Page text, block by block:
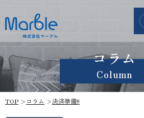
コラム
Column
TOP コラム 決済準備!!